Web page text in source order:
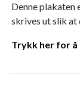
Denne plakaten
skrives ut slik at
Trykk her for å